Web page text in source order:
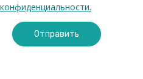
конфиденциальности.